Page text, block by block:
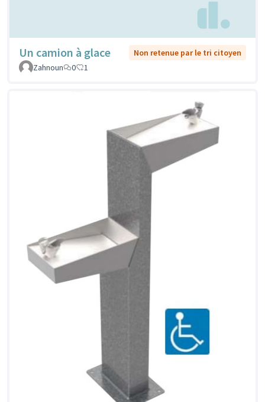
Un camion à glace
Non retenue par le tri citoyen
Zahnoun
0 1